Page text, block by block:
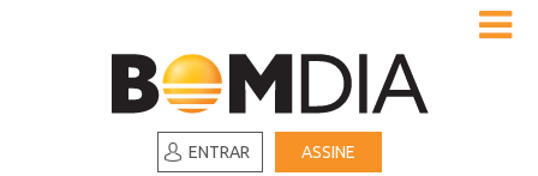
ENTRAR ASSINE